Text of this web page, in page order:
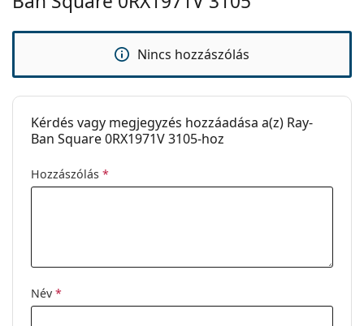
Nincs hozzászólás
Kérdés vagy megjegyzés hozzáadása a(z) Ray-
Ban Square 0RX1971V 3105-hoz
Hozzászólás *
Név *